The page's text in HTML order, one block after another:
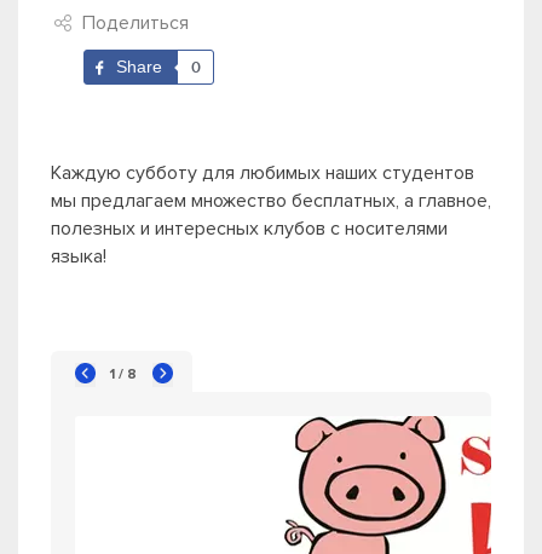
Поделиться
Share 0
Каждую субботу для любимых наших студентов
мы предлагаем множество бесплатных, а главное,
полезных и интересных клубов с носителями
языка!
1 / 8